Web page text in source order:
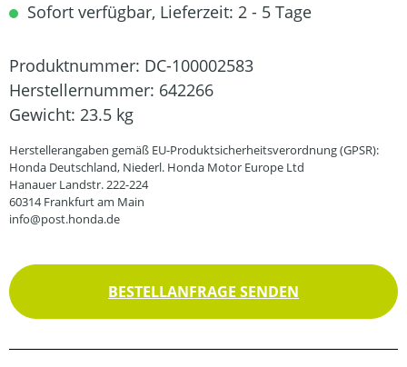
Sofort verfügbar, Lieferzeit: 2 - 5 Tage
Produktnummer: DC-100002583
Herstellernummer: 642266
Gewicht: 23.5 kg
Herstellerangaben gemäß EU-Produktsicherheitsverordnung (GPSR):
Honda Deutschland, Niederl. Honda Motor Europe Ltd
Hanauer Landstr. 222-224
60314 Frankfurt am Main
info@post.honda.de
BESTELLANFRAGE SENDEN